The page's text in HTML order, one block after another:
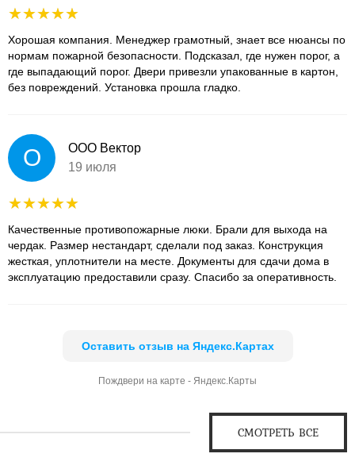
Хорошая компания. Менеджер грамотный, знает все нюансы по
нормам пожарной безопасности. Подсказал, где нужен порог, а
где выпадающий порог. Двери привезли упакованные в картон,
без повреждений. Установка прошла гладко.
О
ООО Вектор
19 июля
Качественные противопожарные люки. Брали для выхода на
чердак. Размер нестандарт, сделали под заказ. Конструкция
жесткая, уплотнители на месте. Документы для сдачи дома в
эксплуатацию предоставили сразу. Спасибо за оперативность.
Оставить отзыв на Яндекс.Картах
Пождвери на карте - Яндекс.Карты
СМОТРЕТЬ ВСЕ